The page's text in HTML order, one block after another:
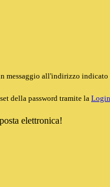
messaggio all'indirizzo indicato
della password tramite la
elettronica!